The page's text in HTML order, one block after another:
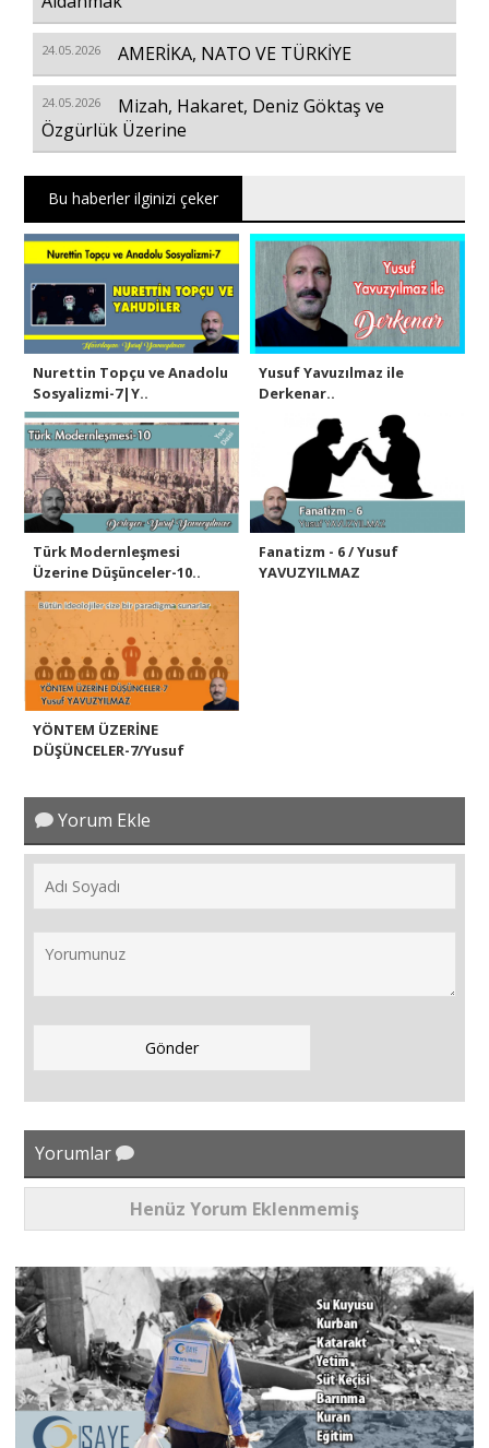
24.05.2026 AMERİKA, NATO VE TÜRKİYE
24.05.2026
Mizah, Hakaret, Deniz Göktaş ve
Özgürlük Üzerine
Bu haberler ilginizi çeker
Nurettin Topçu ve Anadolu
Sosyalizmi-7|Y..
Yusuf Yavuzılmaz ile
Derkenar..
Türk Modernleşmesi
Üzerine Düşünceler-10..
Fanatizm - 6 / Yusuf
YAVUZYILMAZ
YÖNTEM ÜZERİNE
DÜŞÜNCELER-7/Yusuf
Yorum Ekle
Yorumlar
Henüz Yorum Eklenmemiş